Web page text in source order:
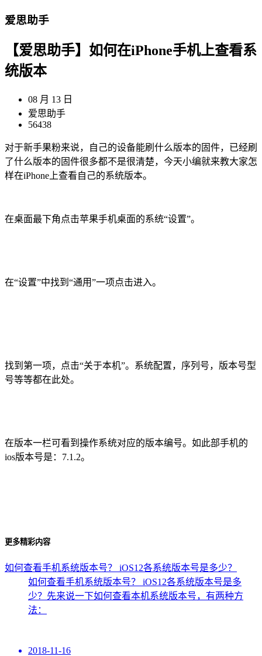
爱思助手
【爱思助手】如何在iPhone手机上查看系
统版本
08 月 13 日
爱思助手
56438
对于新手果粉来说，自己的设备能刷什么版本的固件，已经刷
了什么版本的固件很多都不是很清楚，今天小编就来教大家怎
样在iPhone上查看自己的系统版本。
在桌面最下角点击苹果手机桌面的系统“设置”。
在“设置”中找到“通用”一项点击进入。
找到第一项，点击“关于本机”。系统配置，序列号，版本号型
号等等都在此处。
在版本一栏可看到操作系统对应的版本编号。如此部手机的
ios版本号是：7.1.2。
更多精彩内容
如何查看手机系统版本号？ iOS12各系统版本号是多少？
如何查看手机系统版本号？ iOS12各系统版本号是多
少？先来说一下如何查看本机系统版本号，有两种方
法：
2018-11-16